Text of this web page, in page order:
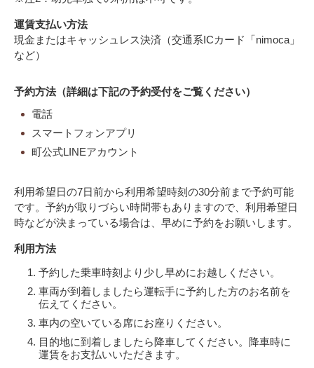
運賃支払い方法
現金またはキャッシュレス決済（交通系ICカード「nimoca」
など）
予約方法（詳細は下記の予約受付をご覧ください）
電話
スマートフォンアプリ
町公式LINEアカウント
利用希望日の7日前から利用希望時刻の30分前まで予約可能
です。予約が取りづらい時間帯もありますので、利用希望日
時などが決まっている場合は、早めに予約をお願いします。
利用方法
予約した乗車時刻より少し早めにお越しください。
車両が到着しましたら運転手に予約した方のお名前を
伝えてください。
車内の空いている席にお座りください。
目的地に到着しましたら降車してください。降車時に
運賃をお支払いいただきます。